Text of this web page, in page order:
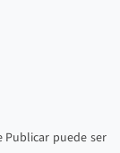
puede ser